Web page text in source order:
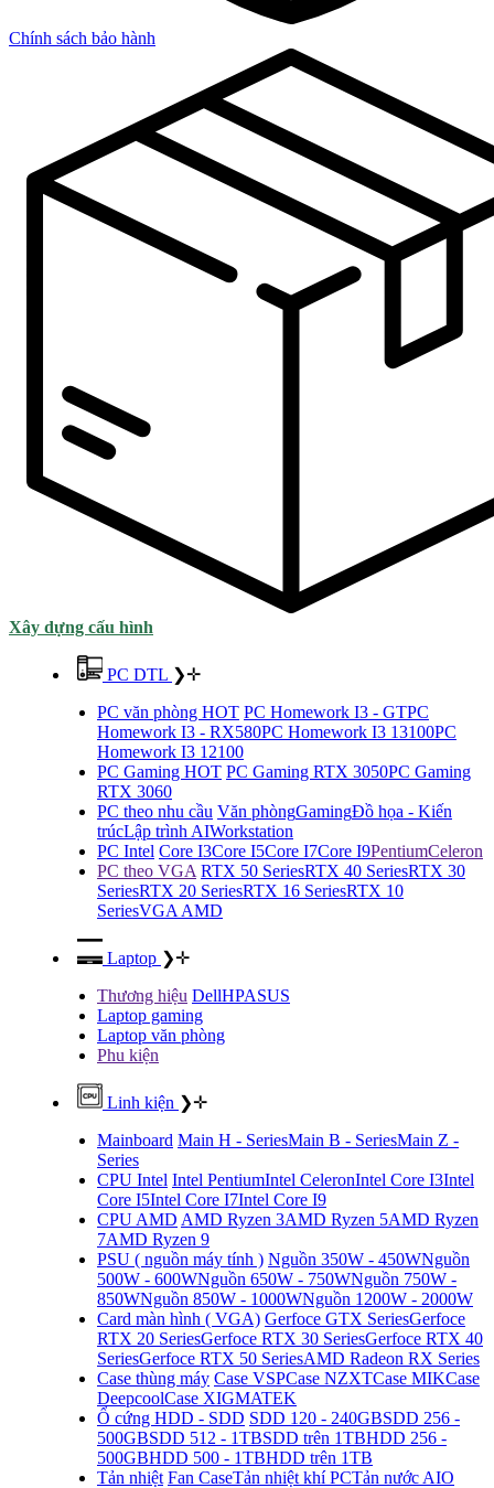
Chính sách bảo hành
Xây dựng cấu hình
PC DTL ❯✛
PC văn phòng HOT PC Homework I3 - GTPC
Homework I3 - RX580PC Homework I3 13100PC
Homework I3 12100
PC Gaming HOT PC Gaming RTX 3050PC Gaming
RTX 3060
PC theo nhu cầu Văn phòngGamingĐồ họa - Kiến
trúcLập trình AIWorkstation
PC Intel Core I3Core I5Core I7Core I9PentiumCeleron
PC theo VGA RTX 50 SeriesRTX 40 SeriesRTX 30
SeriesRTX 20 SeriesRTX 16 SeriesRTX 10
SeriesVGA AMD
Laptop ❯✛
Thương hiệu DellHPASUS
Laptop gaming
Laptop văn phòng
Phu kiện
Linh kiện ❯✛
Mainboard Main H - SeriesMain B - SeriesMain Z -
Series
CPU Intel Intel PentiumIntel CeleronIntel Core I3Intel
Core I5Intel Core I7Intel Core I9
CPU AMD AMD Ryzen 3AMD Ryzen 5AMD Ryzen
7AMD Ryzen 9
PSU ( nguồn máy tính ) Nguồn 350W - 450WNguồn
500W - 600WNguồn 650W - 750WNguồn 750W -
850WNguồn 850W - 1000WNguồn 1200W - 2000W
Card màn hình ( VGA) Gerfoce GTX SeriesGerfoce
RTX 20 SeriesGerfoce RTX 30 SeriesGerfoce RTX 40
SeriesGerfoce RTX 50 SeriesAMD Radeon RX Series
Case thùng máy Case VSPCase NZXTCase MIKCase
DeepcoolCase XIGMATEK
Ổ cứng HDD - SDD SDD 120 - 240GBSDD 256 -
500GBSDD 512 - 1TBSDD trên 1TBHDD 256 -
500GBHDD 500 - 1TBHDD trên 1TB
Tản nhiệt Fan CaseTản nhiệt khí PCTản nước AIO